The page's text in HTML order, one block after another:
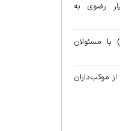
رضوی به
با مسئولان
موکب‌داران